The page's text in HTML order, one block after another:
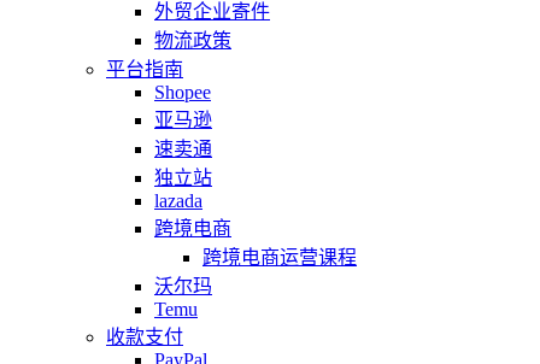
外贸企业寄件
物流政策
平台指南
Shopee
亚马逊
速卖通
独立站
lazada
跨境电商
跨境电商运营课程
沃尔玛
Temu
收款支付
PayPal